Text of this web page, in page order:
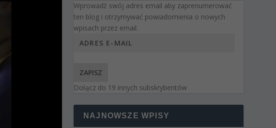
Wprowadź swój adres email aby zaprenumerować
ten blog i otrzymywać powiadomienia o nowych
wpisach przez email.
ZAPISZ
Dołącz do 19 innych subskrybentów
NAJNOWSZE WPISY